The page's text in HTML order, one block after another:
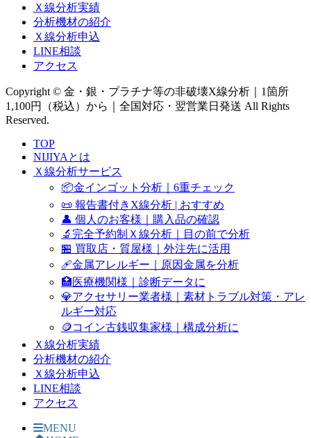
Ｘ線分析実績
分析機材の紹介
Ｘ線分析申込
LINE相談
アクセス
Copyright © 金・銀・プラチナ等の非破壊X線分析｜1箇所
1,100円（税込）から｜全国対応・翌営業日発送 All Rights
Reserved.
TOP
NIJIYAとは
Ｘ線分析サービス
📦金インゴット分析｜6重チェック
📜 報告書付きX線分析 | おすすめ
👤 個人のお客様｜購入品の確認
🔬完全予約制Ｘ線分析｜目の前で分析
🏪 買取店・質屋様｜外注先に活用
🩹金属アレルギー｜原因金属を分析
🏥医療機関様｜診断データに
💎アクセサリー業者様｜素材トラブル対策・アレ
ルギー対応
🪙コイン古銭収集家様｜構成分析に
Ｘ線分析実績
分析機材の紹介
Ｘ線分析申込
LINE相談
アクセス
MENU